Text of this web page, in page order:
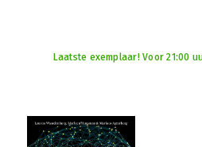
Laatste exemplaar! Voor 21:00